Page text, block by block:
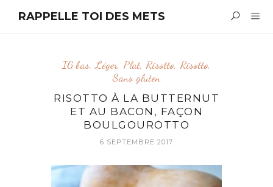
RAPPELLE TOI DES METS
IG bas,Léger, Plat, Risotto, Risotto,
Sans gluten
RISOTTO À LA BUTTERNUT
ET AU BACON, FAÇON
BOULGOUROTTO
6 SEPTEMBRE 2017